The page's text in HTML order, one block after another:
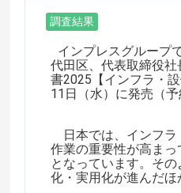
調査結果
インプレスグループ
代田区、代表取締役
書2025【インフラ・
11日（水）に発売（予
日本では、インフラ
作業の重要性が高ま
となっています。そ
化・実用化が進んだほ